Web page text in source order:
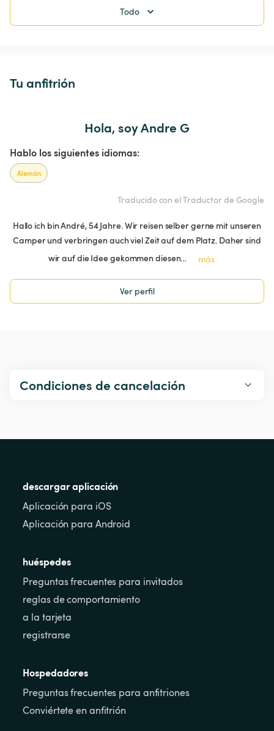
Todo
Tu anfitrión
Hola, soy Andre G
Hablo los siguientes idiomas:
Alemán
Traducido con el Traductor de Google
Hallo ich bin André, 54 Jahre. Wir reisen selber gerne mit unseren
Camper und verbringen auch viel Zeit auf dem Platz. Daher sind
wir auf die Idee gekommen diesen…
más
Ver perfil
Condiciones de cancelación
descargar aplicación
Aplicación para iOS
Aplicación para Android
huéspedes
Preguntas frecuentes para invitados
reglas de comportamiento
a la tarjeta
registrarse
Hospedadores
Preguntas frecuentes para anfitriones
Conviértete en anfitrión